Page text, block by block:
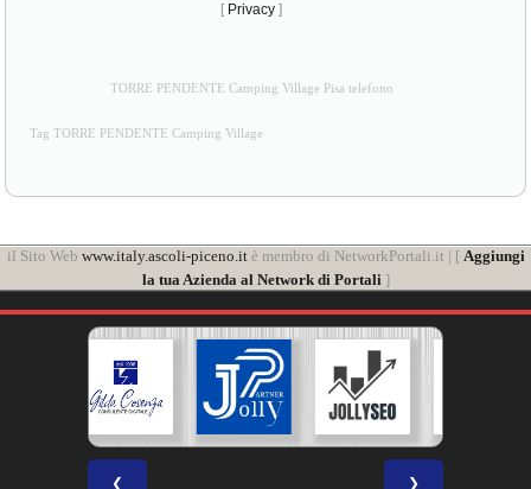
[ Privacy ]
TORRE PENDENTE Camping Village Pisa telefono
Tag TORRE PENDENTE Camping Village
il Sito Web www.italy.ascoli-piceno.itè membro di NetworkPortali.it | [ Aggiungi
la tua Azienda al Network di Portali]
❮ ❯